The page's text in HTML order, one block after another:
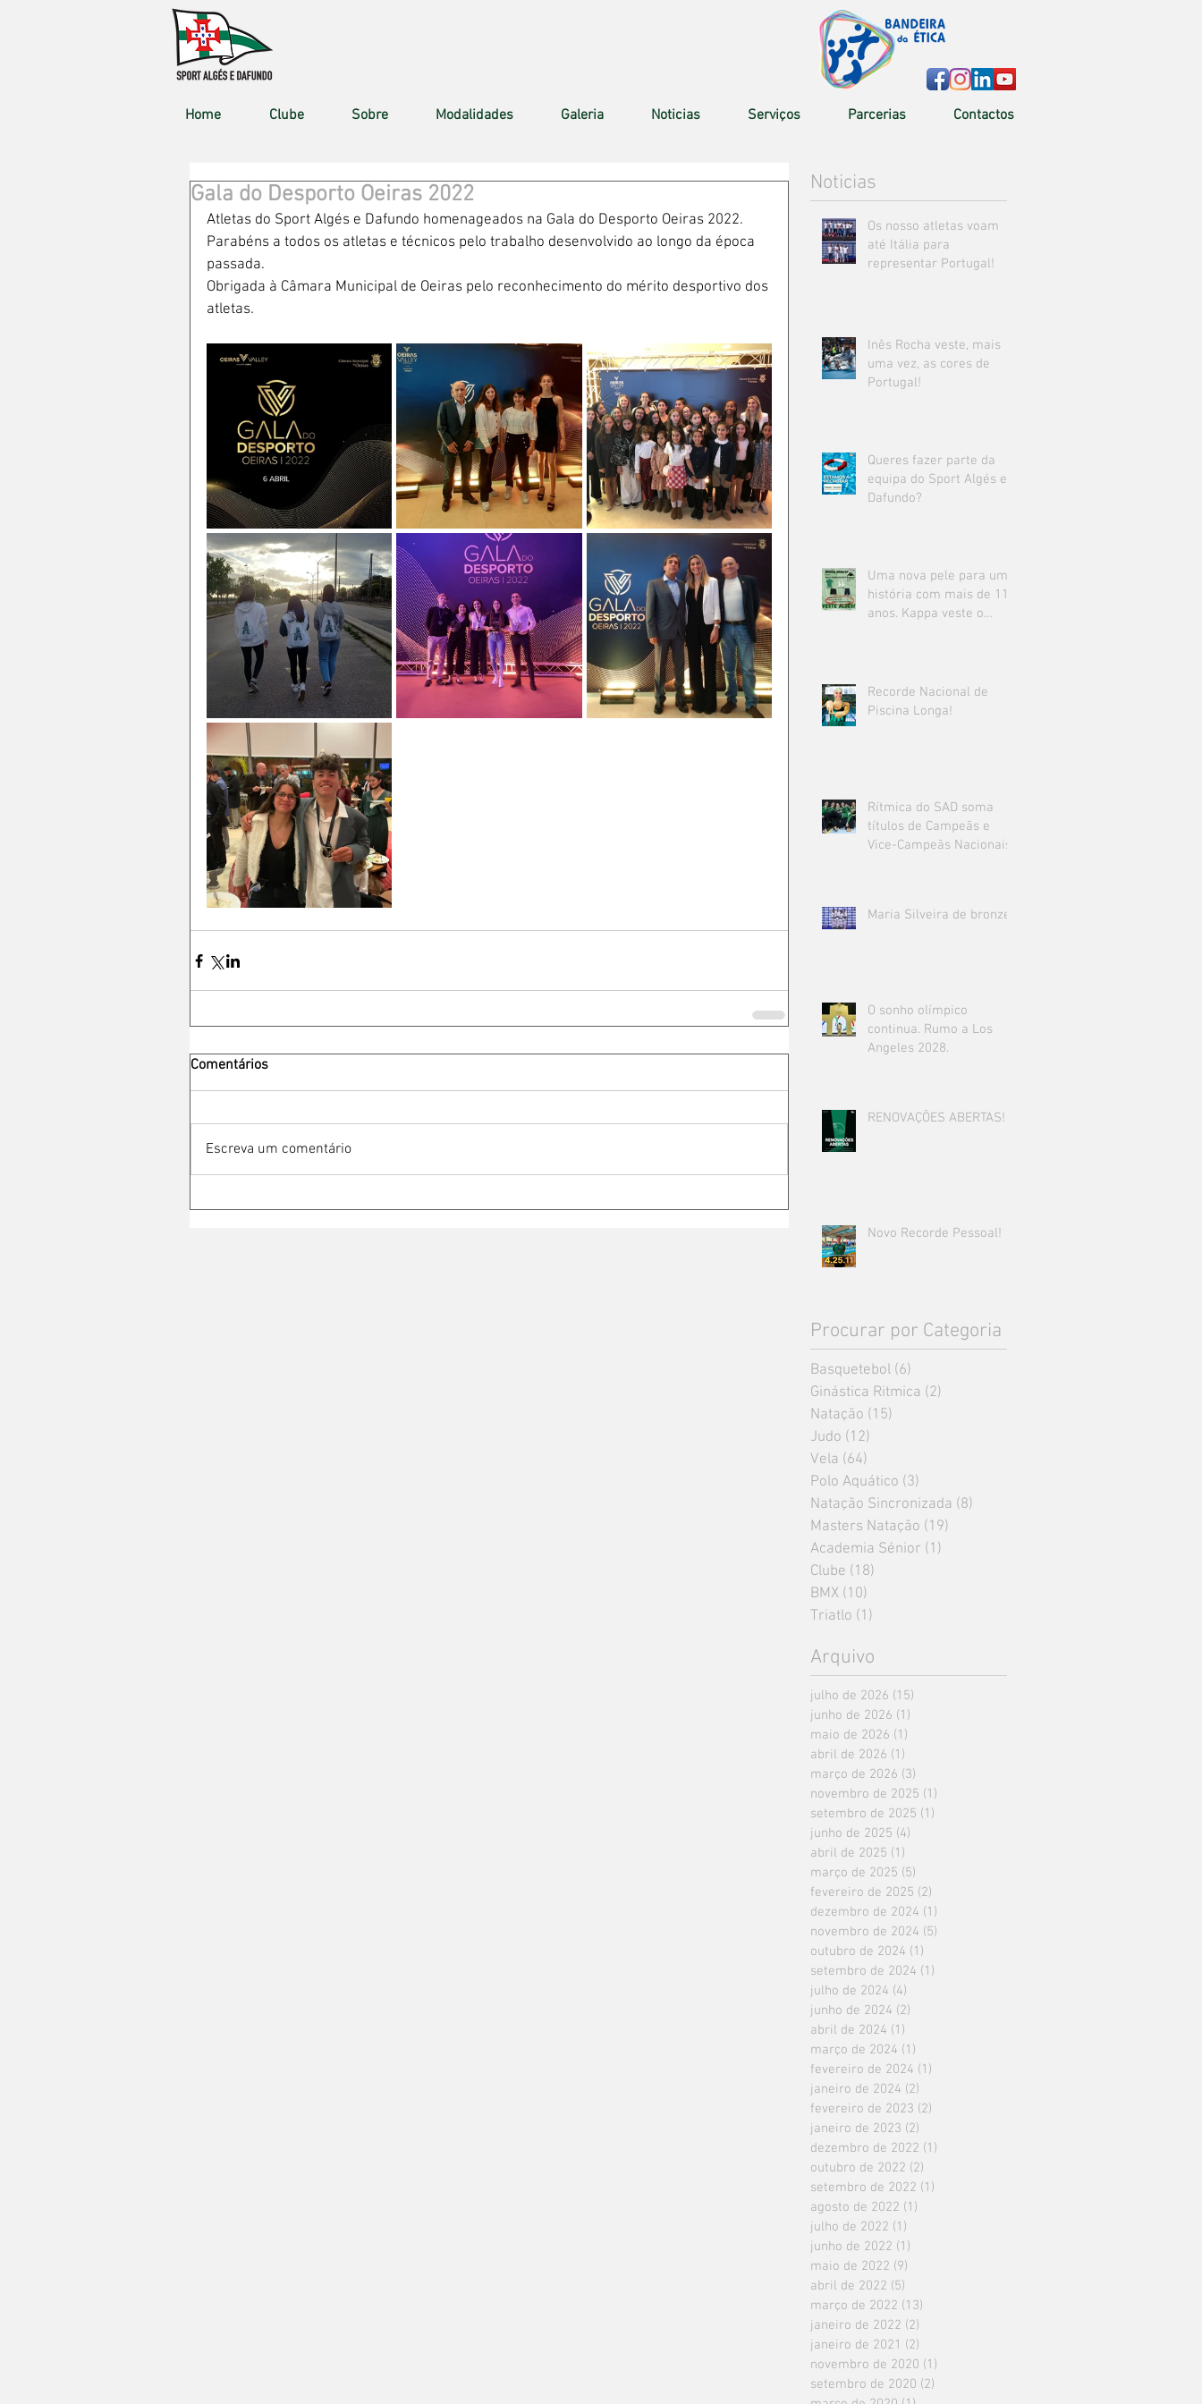
Home Clube Sobre Modalidades Galeria Noticias Serviços Parcerias Contactos
Gala do Desporto Oeiras 2022
Atletas do Sport Algés e Dafundo homenageados na Gala do Desporto Oeiras 2022.
Parabéns a todos os atletas e técnicos pelo trabalho desenvolvido ao longo da época
passada.
Obrigada à Câmara Municipal de Oeiras pelo reconhecimento do mérito desportivo dos
atletas.
Comentários
Escreva um comentário
Noticias
Os nosso atletas voam
até Itália para
representar Portugal!
Inês Rocha veste, mais
uma vez, as cores de
Portugal!
Queres fazer parte da
equipa do Sport Algés e
Dafundo?
Uma nova pele para uma
história com mais de 111
anos. Kappa veste o
Recorde Nacional de
Piscina Longa!
Rítmica do SAD soma
títulos de Campeãs e
Vice-Campeãs Nacionais!
Maria Silveira de bronze!
O sonho olímpico
continua. Rumo a Los
Angeles 2028.
RENOVAÇÕES ABERTAS!
Novo Recorde Pessoal!
Procurar por Categoria
Basquetebol (6)
Ginástica Ritmica (2)
Natação (15)
Judo (12)
Vela (64)
Polo Aquático (3)
Natação Sincronizada (8)
Masters Natação (19)
Academia Sénior (1)
Clube (18)
BMX (10)
Triatlo (1)
Arquivo
julho de 2026 (15)
junho de 2026 (1)
maio de 2026 (1)
abril de 2026 (1)
março de 2026 (3)
novembro de 2025 (1)
setembro de 2025 (1)
junho de 2025 (4)
abril de 2025 (1)
março de 2025 (5)
fevereiro de 2025 (2)
dezembro de 2024 (1)
novembro de 2024 (5)
outubro de 2024 (1)
setembro de 2024 (1)
julho de 2024 (4)
junho de 2024 (2)
abril de 2024 (1)
março de 2024 (1)
fevereiro de 2024 (1)
janeiro de 2024 (2)
fevereiro de 2023 (2)
janeiro de 2023 (2)
dezembro de 2022 (1)
outubro de 2022 (2)
setembro de 2022 (1)
agosto de 2022 (1)
julho de 2022 (1)
junho de 2022 (1)
maio de 2022 (9)
abril de 2022 (5)
março de 2022 (13)
janeiro de 2022 (2)
janeiro de 2021 (2)
novembro de 2020 (1)
setembro de 2020 (2)